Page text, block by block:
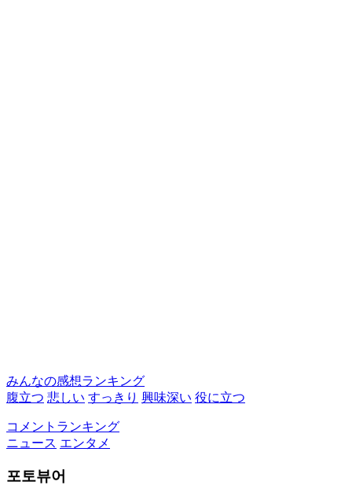
みんなの感想ランキング
腹立つ 悲しい すっきり 興味深い 役に立つ
コメントランキング
ニュース エンタメ
포토뷰어